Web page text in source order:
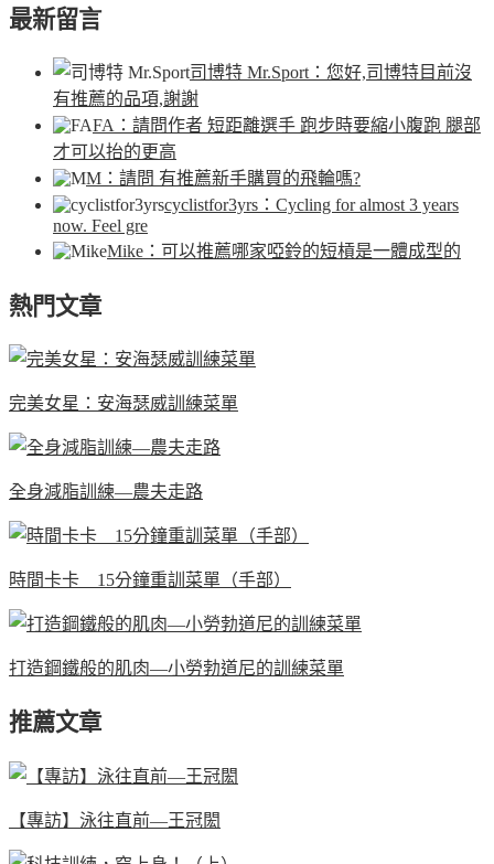
最新留言
司博特 Mr.Sport ：您好,司博特目前沒
有推薦的品項,謝謝
FA ：請問作者 短距離選手 跑步時要縮小腹跑 腿部
才可以抬的更高
M ：請問 有推薦新手購買的飛輪嗎?
cyclistfor3yrs ：Cycling for almost 3 years
now. Feel gre
Mike ：可以推薦哪家啞鈴的短槓是一體成型的
熱門文章
完美女星：安海瑟威訓練菜單
全身減脂訓練—農夫走路
時間卡卡 15分鐘重訓菜單（手部）
打造鋼鐵般的肌肉—小勞勃道尼的訓練菜單
推薦文章
【專訪】泳往直前—王冠閎